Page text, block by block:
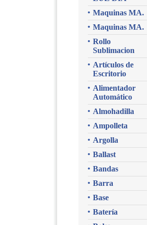
Maquinas MA.
Maquinas MA.
Rollo
Sublimacion
Artículos de
Escritorio
Alimentador
Automático
Almohadilla
Ampolleta
Argolla
Ballast
Bandas
Barra
Base
Batería